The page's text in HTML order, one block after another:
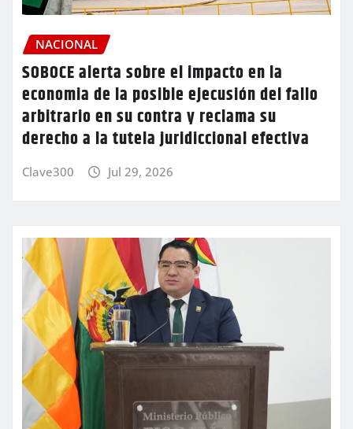
NACIONAL
SOBOCE alerta sobre el impacto en la
economia de la posible ejecusión del fallo
arbitrario en su contra y reclama su
derecho a la tutela juridiccional efectiva
Clave300 Jul 29, 2026